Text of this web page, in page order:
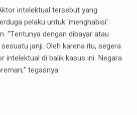
intelektual tersebut yang
pelaku untuk ‘menghabisi’
“Tentunya dengan dibayar atau
janji. Oleh karena itu, segera
intelektual di balik kasus ini. Negara
tegasnya.